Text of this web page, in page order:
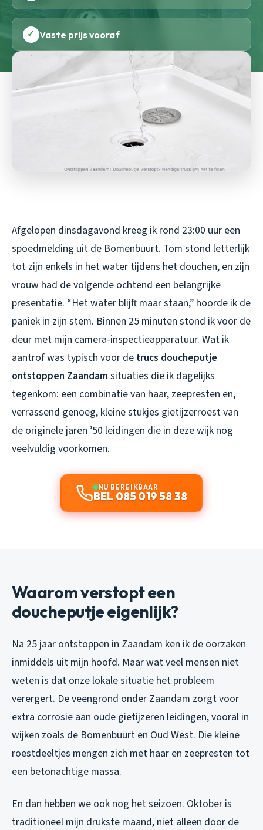
✓ Vaste prijs vooraf
Afgelopen dinsdagavond kreeg ik rond 23:00 uur een
spoedmelding uit de Bomenbuurt. Tom stond letterlijk
tot zijn enkels in het water tijdens het douchen, en zijn
vrouw had de volgende ochtend een belangrijke
presentatie. “Het water blijft maar staan,” hoorde ik de
paniek in zijn stem. Binnen 25 minuten stond ik voor de
deur met mijn camera-inspectieapparatuur. Wat ik
aantrof was typisch voor de trucs doucheputje
ontstoppen Zaandam situaties die ik dagelijks
tegenkom: een combinatie van haar, zeepresten en,
verrassend genoeg, kleine stukjes gietijzerroest van
de originele jaren ’50 leidingen die in deze wijk nog
veelvuldig voorkomen.
NU BEREIKBAAR
BEL 085 019 58 38
Waarom verstopt een
doucheputje eigenlijk?
Na 25 jaar ontstoppen in Zaandam ken ik de oorzaken
inmiddels uit mijn hoofd. Maar wat veel mensen niet
weten is dat onze lokale situatie het probleem
verergert. De veengrond onder Zaandam zorgt voor
extra corrosie aan oude gietijzeren leidingen, vooral in
wijken zoals de Bomenbuurt en Oud West. Die kleine
roestdeeltjes mengen zich met haar en zeepresten tot
een betonachtige massa.
En dan hebben we ook nog het seizoen. Oktober is
traditioneel mijn drukste maand, niet alleen door de